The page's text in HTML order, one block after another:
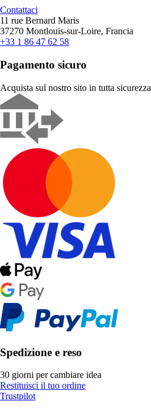
Contattaci
11 rue Bernard Maris
37270 Montlouis-sur-Loire, Francia
+33 1 86 47 62 58
Pagamento sicuro
Acquista sul nostro sito in tutta sicurezza
Spedizione e reso
30 giorni per cambiare idea
Restituisci il tuo ordine
Trustpilot